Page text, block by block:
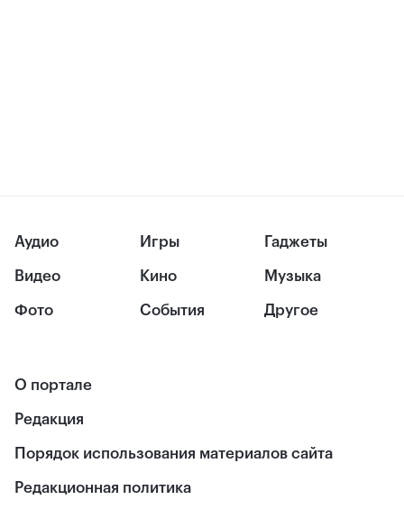
Аудио
Видео
Фото
Игры
Кино
События
Гаджеты
Музыка
Другое
О портале
Редакция
Порядок использования материалов сайта
Редакционная политика